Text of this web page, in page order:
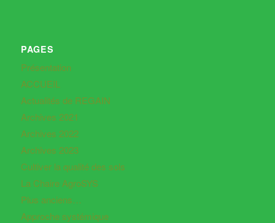
PAGES
Présentation
ACCUEIL
Actualités de REGAIN
Archives 2021
Archives 2022
Archives 2023
Cultiver la qualité des sols
La Chaire AgroSYS
Plus anciens…
Approche systémique